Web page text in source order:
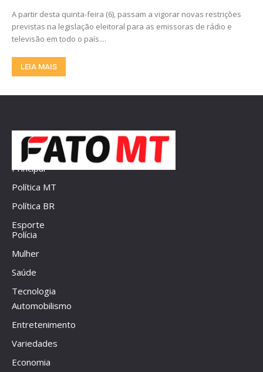
A partir desta quinta-feira (6), passam a vigorar novas restrições
previstas na legislação eleitoral para as emissoras de rádio e
televisão em todo o país....
LEIA MAIS
Principal
Política MT
Política BR
Esporte
Polícia
Mulher
Saúde
Tecnologia
Automobilismo
Entretenimento
Variedades
Economia